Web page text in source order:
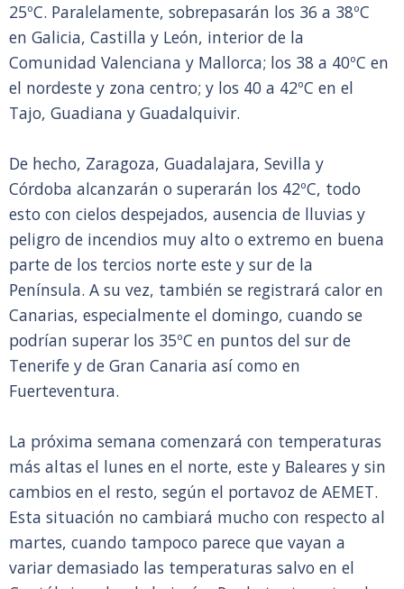
25ºC. Paralelamente, sobrepasarán los 36 a 38ºC
en Galicia, Castilla y León, interior de la
Comunidad Valenciana y Mallorca; los 38 a 40ºC en
el nordeste y zona centro; y los 40 a 42ºC en el
Tajo, Guadiana y Guadalquivir.
De hecho, Zaragoza, Guadalajara, Sevilla y
Córdoba alcanzarán o superarán los 42ºC, todo
esto con cielos despejados, ausencia de lluvias y
peligro de incendios muy alto o extremo en buena
parte de los tercios norte este y sur de la
Península. A su vez, también se registrará calor en
Canarias, especialmente el domingo, cuando se
podrían superar los 35ºC en puntos del sur de
Tenerife y de Gran Canaria así como en
Fuerteventura.
La próxima semana comenzará con temperaturas
más altas el lunes en el norte, este y Baleares y sin
cambios en el resto, según el portavoz de AEMET.
Esta situación no cambiará mucho con respecto al
martes, cuando tampoco parece que vayan a
variar demasiado las temperaturas salvo en el